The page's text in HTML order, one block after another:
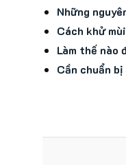
Những
Cách khử
Làm thế nào
Cần chuẩn